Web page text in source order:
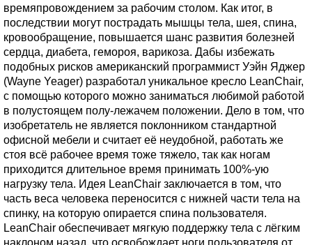
времяпровождением за рабочим столом. Как итог, в
последствии могут пострадать мышцы тела, шея, спина,
кровообращение, повышается шанс развития болезней
сердца, диабета, гемороя, варикоза. Дабы избежать
подобных рисков американский программист Уэйн Яджер
(Wayne Yeager) разработал уникальное кресло LeanChair,
с помощью которого можно заниматься любимой работой
в полустоящем полу-лежачем положении. Дело в том, что
изобретатель не является поклонником стандартной
офисной мебели и считает её неудобной, работать же
стоя всё рабочее время тоже тяжело, так как ногам
приходится длительное время принимать 100%-ую
нагрузку тела. Идея LeanChair заключается в том, что
часть веса человека переносится с нижней части тела на
спинку, на которую опирается спина пользователя.
LeanChair обеспечивает мягкую поддержку тела с лёгким
наклоном назад, что освобождает ноги пользователя от